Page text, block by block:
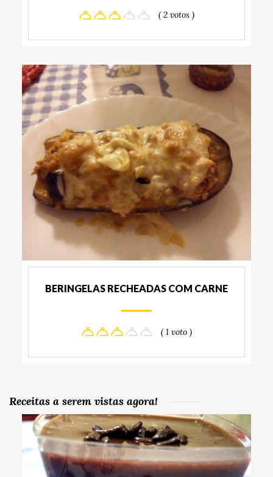
( 2 votos )
BERINGELAS RECHEADAS COM CARNE
( 1 voto )
Receitas a serem vistas agora!